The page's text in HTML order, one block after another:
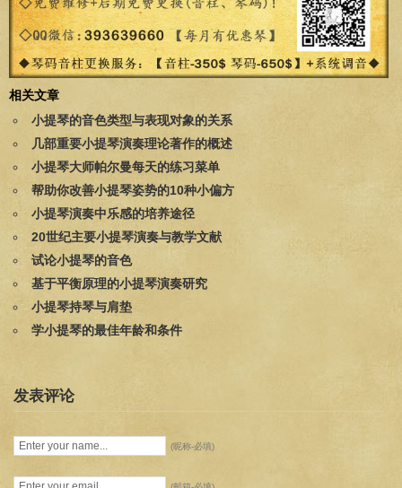
相关文章
小提琴的音色类型与表现对象的关系
几部重要小提琴演奏理论著作的概述
小提琴大师帕尔曼每天的练习菜单
帮助你改善小提琴姿势的10种小偏方
小提琴演奏中乐感的培养途径
20世纪主要小提琴演奏与教学文献
试论小提琴的音色
基于平衡原理的小提琴演奏研究
小提琴持琴与肩垫
学小提琴的最佳年龄和条件
发表评论
(昵称-必填)